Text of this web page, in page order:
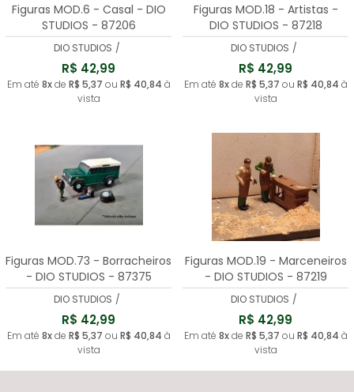
Figuras MOD.6 - Casal - DIO
STUDIOS - 87206
DIO STUDIOS /
R$ 42,99
Em até 8xde R$ 5,37 ou R$ 40,84 à
vista
Figuras MOD.18 - Artistas -
DIO STUDIOS - 87218
DIO STUDIOS /
R$ 42,99
Em até 8xde R$ 5,37 ou R$ 40,84 à
vista
Figuras MOD.73 - Borracheiros
- DIO STUDIOS - 87375
DIO STUDIOS /
R$ 42,99
Em até 8xde R$ 5,37 ou R$ 40,84 à
vista
Figuras MOD.19 - Marceneiros
- DIO STUDIOS - 87219
DIO STUDIOS /
R$ 42,99
Em até 8xde R$ 5,37 ou R$ 40,84 à
vista